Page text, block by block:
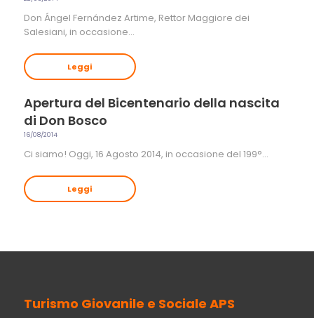
Don Ángel Fernández Artime, Rettor Maggiore dei
Salesiani, in occasione…
Leggi
Apertura del Bicentenario della nascita
di Don Bosco
16/08/2014
Ci siamo! Oggi, 16 Agosto 2014, in occasione del 199°…
Leggi
Turismo Giovanile e Sociale APS